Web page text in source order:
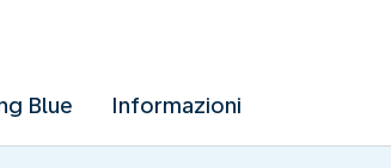
Blue Informazioni